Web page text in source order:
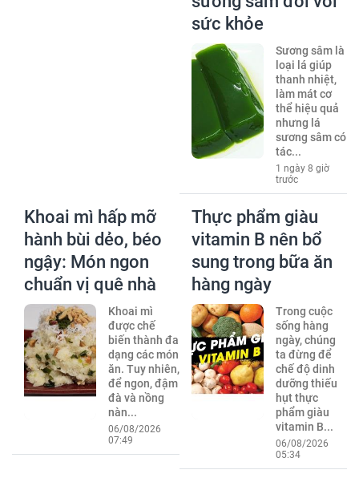
sức khỏe
Sương sâm là
loại lá giúp
thanh nhiệt,
làm mát cơ
thể hiệu quả
nhưng lá
sương sâm có
tác...
1 ngày 8 giờ
trước
Khoai mì hấp mỡ
hành bùi dẻo, béo
ngậy: Món ngon
chuẩn vị quê nhà
Khoai mì
được chế
biến thành đa
dạng các món
ăn. Tuy nhiên,
để ngon, đậm
đà và nồng
nàn...
06/08/2026
07:49
Thực phẩm giàu
vitamin B nên bổ
sung trong bữa ăn
hàng ngày
Trong cuộc
sống hàng
ngày, chúng
ta đừng để
chế độ dinh
dưỡng thiếu
hụt thực
phẩm giàu
vitamin B...
06/08/2026
05:34